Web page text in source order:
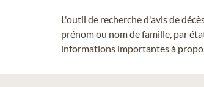
L'outil de recherche d'avis de
prénom ou nom de famille, par
informations importantes à